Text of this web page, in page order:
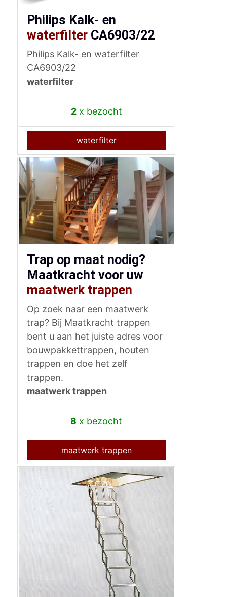
Philips Kalk- en
waterfilter CA6903/22
Philips Kalk- en waterfilter
CA6903/22
waterfilter
2x bezocht
waterfilter
Trap op maat nodig?
Maatkracht voor uw
maatwerk trappen
Op zoek naar een maatwerk
trap? Bij Maatkracht trappen
bent u aan het juiste adres voor
bouwpakkettrappen, houten
trappen en doe het zelf
trappen.
maatwerk trappen
8 x bezocht
maatwerk trappen